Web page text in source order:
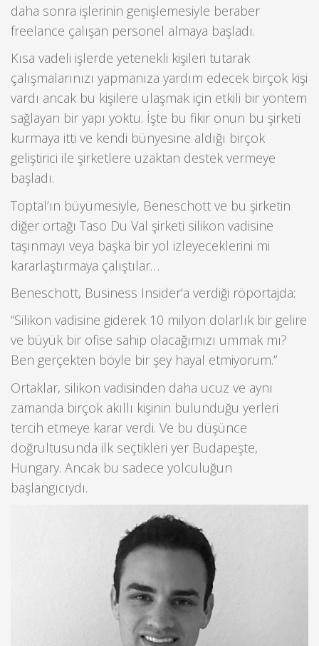
daha sonra işlerinin genişlemesiyle beraber
freelance çalışan personel almaya başladı.
Kısa vadeli işlerde yetenekli kişileri tutarak
çalışmalarınızı yapmanıza yardım edecek birçok kişi
vardı ancak bu kişilere ulaşmak için etkili bir yöntem
sağlayan bir yapı yoktu. İşte bu fikir onun bu şirketi
kurmaya itti ve kendi bünyesine aldığı birçok
geliştirici ile şirketlere uzaktan destek vermeye
başladı.
Toptal’ın büyümesiyle, Beneschott ve bu şirketin
diğer ortağı Taso Du Val şirketi silikon vadisine
taşınmayı veya başka bir yol izleyeceklerini mi
kararlaştırmaya çalıştılar…
Beneschott, Business Insider’a verdiği röportajda:
“Silikon vadisine giderek 10 milyon dolarlık bir gelire
ve büyük bir ofise sahip olacağımızı ummak mı?
Ben gerçekten böyle bir şey hayal etmiyorum.”
Ortaklar, silikon vadisinden daha ucuz ve aynı
zamanda birçok akıllı kişinin bulunduğu yerleri
tercih etmeye karar verdi. Ve bu düşünce
doğrultusunda ilk seçtikleri yer Budapeşte,
Hungary. Ancak bu sadece yolculuğun
başlangıcıydı.